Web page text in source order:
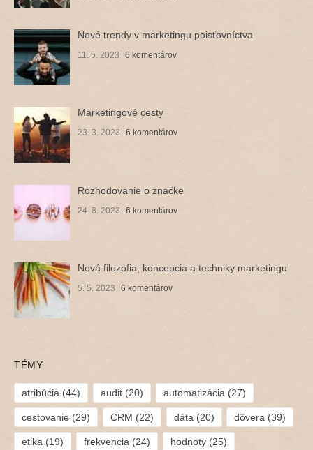
Nové trendy v marketingu poisťovníctva
11. 5. 2023 6 komentárov
Marketingové cesty
23. 3. 2023 6 komentárov
Rozhodovanie o značke
24. 8. 2023 6 komentárov
Nová filozofia, koncepcia a techniky marketingu
5. 5. 2023 6 komentárov
TÉMY
atribúcia (44) audit(20) automatizácia (27)
cestovanie (29) CRM (22) dáta (20) dôvera (39)
etika (19) frekvencia (24) hodnoty(25)